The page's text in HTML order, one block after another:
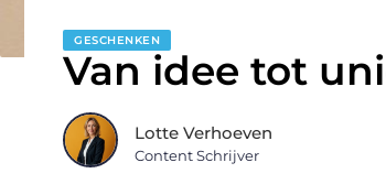
GESCHENKEN
Van idee tot
Lotte Verhoeven
Content Schrijver